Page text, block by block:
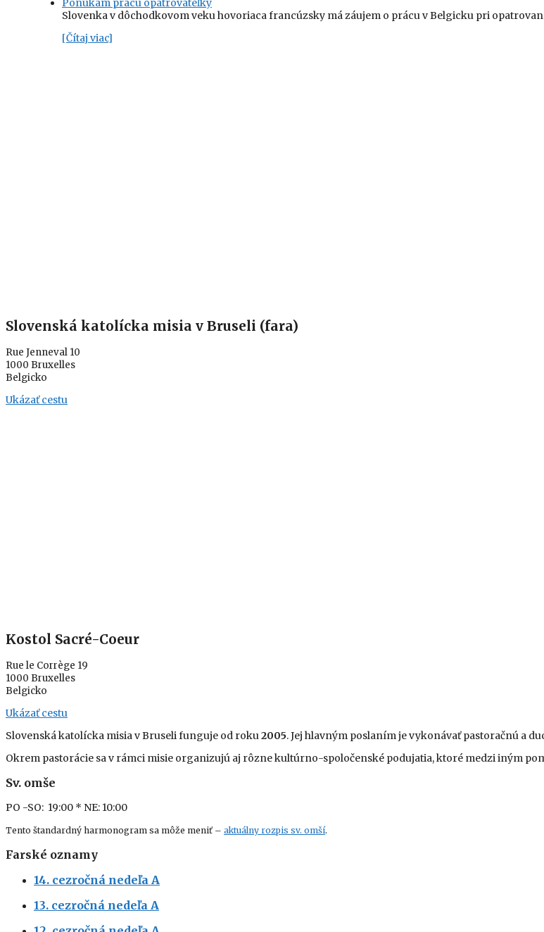
Ponúkam prácu opatrovateľky
Slovenka v dôchodkovom veku hovoriaca francúzsky má záujem o prácu v Belgicku pri
[Čítaj viac]
Slovenská katolícka misia v Bruseli (fara)
Rue Jenneval 10
1000 Bruxelles
Belgicko
Ukázať cestu
Kostol Sacré-Coeur
Rue le Corrège 19
1000 Bruxelles
Belgicko
Ukázať cestu
Slovenská katolícka misia v Bruseli funguje od roku2005. Jej hlavným poslaním je vykonávať pastoračnú a
Okrem pastorácie sa v rámci misie organizujú aj rôzne kultúrno-spoločenské podujatia, ktoré medzi iným
Sv. omše
PO -SO: 19:00 * NE: 10:00
Tento štandardný harmonogram sa môže meniť – aktuálny rozpis sv. omší.
Farské oznamy
14. cezročná nedeľa A
13. cezročná nedeľa A